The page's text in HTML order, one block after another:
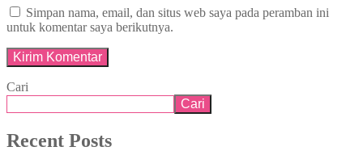
Simpan nama, email, dan situs web saya pada peramban ini
untuk komentar saya berikutnya.
Cari
Cari
Recent Posts